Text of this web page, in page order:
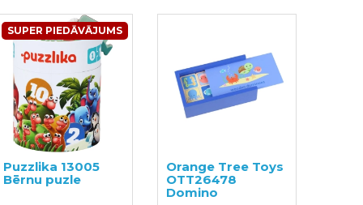
SUPER PIEDĀVĀJUMS
Puzzlika 13005
Bērnu puzle
Orange Tree Toys
OTT26478
Domino